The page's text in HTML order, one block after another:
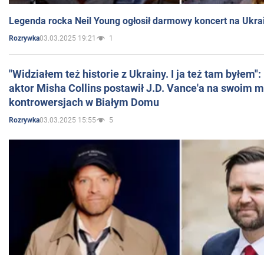
Legenda rocka Neil Young ogłosił darmowy koncert na
Rozrywka03.03.2025 19:21 1
"Widziałem też historie z Ukrainy. I ja też tam
aktor Misha Collins postawił J.D. Vance'a na swoim
kontrowersjach w Białym Domu
Rozrywka03.03.2025 15:55 5